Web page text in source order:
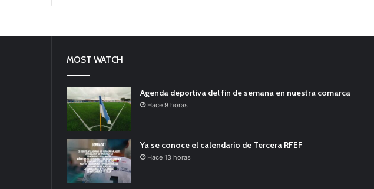
MOST WATCH
Agenda deportiva del fin de semana en nuestra comarca
Hace 9 horas
Ya se conoce el calendario de Tercera RFEF
Hace 13 horas